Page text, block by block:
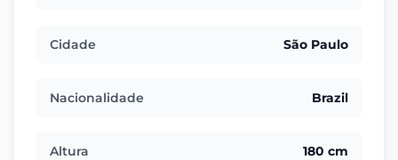
Cidade São Paulo
Nacionalidade Brazil
Altura 180 cm